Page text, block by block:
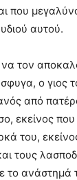
που
αυτού.
να τον
ο γιος
από
εκείνος
του,
τους
το ανάστημά